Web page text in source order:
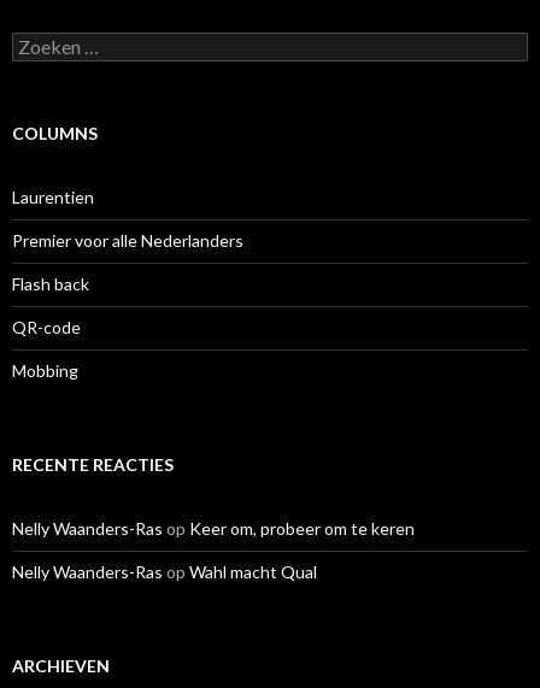
Zoeken
naar:
COLUMNS
Laurentien
Premier voor alle Nederlanders
Flash back
QR-code
Mobbing
RECENTE REACTIES
Nelly Waanders-Ras op Keer om, probeer om te keren
Nelly Waanders-Ras op Wahl macht Qual
ARCHIEVEN